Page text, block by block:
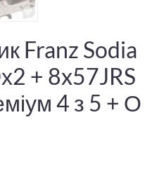
Franz Sodia
+ 8x57JRS
4 з 5 + О